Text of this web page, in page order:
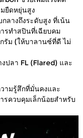
ยืดหยุ่นสูง
ลางถึงระดับสูง ที่เน้น
รทำสปินที่เฉียบคม
ม (ให้บาลานซ์ที่ดี ไม่
ปลา FL (Flared) และ
ามรู้สึกที่มั่นคงและ
รควบคุมเล็กน้อยสำหรับ